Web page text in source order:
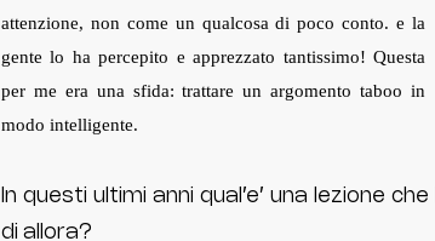
attenzione, non come un qualcosa di poco conto. e la
gente lo ha percepito e apprezzato tantissimo! Questa
per me era una sfida: trattare un argomento taboo in
modo intelligente.
In questi ultimi anni qual’e’ una lezione
di allora?